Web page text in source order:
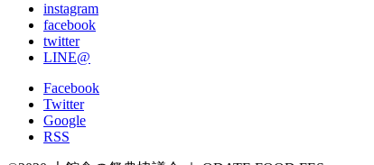
instagram
facebook
twitter
LINE@
Facebook
Twitter
Google
RSS